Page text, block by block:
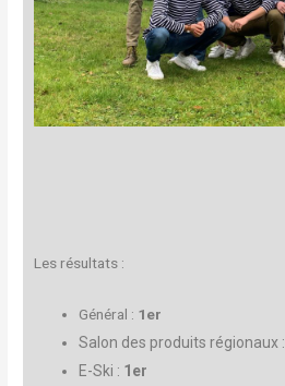
Les résultats :
Général : 1er
Salon des produits régionaux :
E-Ski : 1er